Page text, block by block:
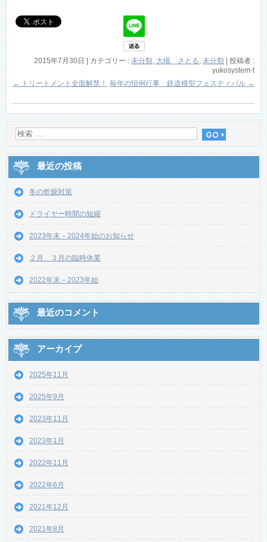
2015年7月30日 カテゴリー : 未分類, 大槻 さとる, 未分類
投稿者 :
yukosystem-t
←
トリートメント全面解禁！ 毎年の恒例行事 鉄道模型フェスティバル →
最近の投稿
冬の乾燥対策
ドライヤー時間の短縮
2023年末－2024年始のお知らせ
２月、３月の臨時休業
2022年末－2023年始
最近のコメント
アーカイブ
2025年11月
2025年9月
2023年11月
2023年1月
2022年11月
2022年6月
2021年12月
2021年8月